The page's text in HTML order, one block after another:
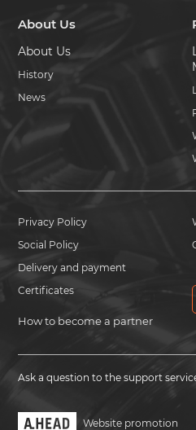
About Us
About Us
History
News
Privacy Policy
Social Policy
Delivery and payment
Certificates
How to become a partner
Ask a question to the support
Website promotion